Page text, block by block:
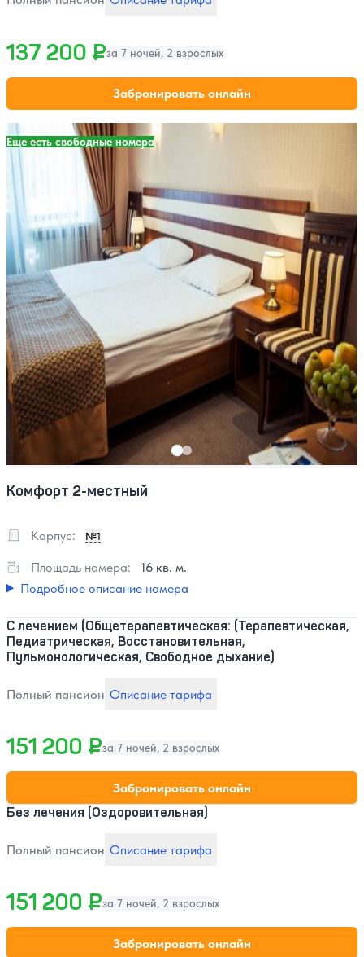
137 200 ₽за 7 ночей, 2 взрослых
Забронировать онлайн
Еще есть свободные номера
Комфорт 2-местный
Корпус: №1
Площадь номера:
16 кв. м.
Подробное описание номера
С лечением (Общетерапевтическая: (Терапевтическая,
Педиатрическая, Восстановительная,
Пульмонологическая, Свободное дыхание)
Полный пансион Описание тарифа
151 200 ₽за 7 ночей, 2 взрослых
Забронировать онлайн
Без лечения (Оздоровительная)
Полный пансион Описание тарифа
151 200 ₽за 7 ночей, 2 взрослых
Забронировать онлайн